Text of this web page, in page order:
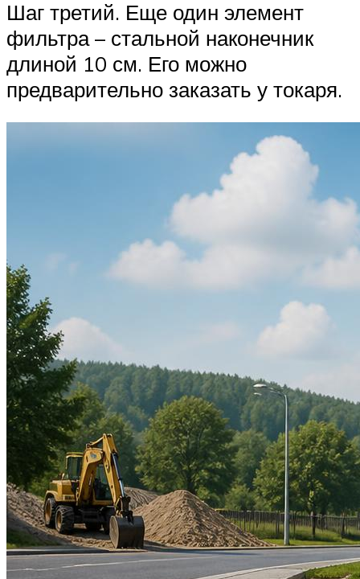
Шаг третий. Еще один элемент
фильтра – стальной наконечник
длиной 10 см. Его можно
предварительно заказать у токаря.